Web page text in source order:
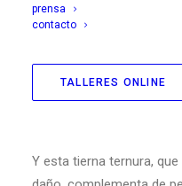
prensa
contacto
TALLERES ONLINE
dos nuestra separación
más o menos oficial
postureo.
Y esta tierna ternura,